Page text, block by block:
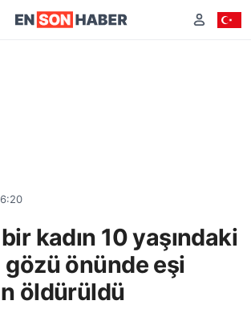
kadın 10 yaşındaki
gözü önünde eşi
öldürüldü